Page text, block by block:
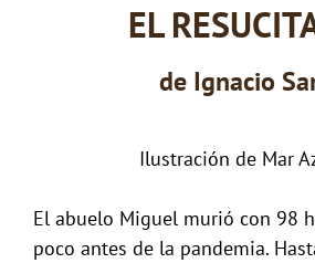
EL
de Ignacio
Ilustración de Mar
El abuelo Miguel murió con 98
poco antes de la pandemia.